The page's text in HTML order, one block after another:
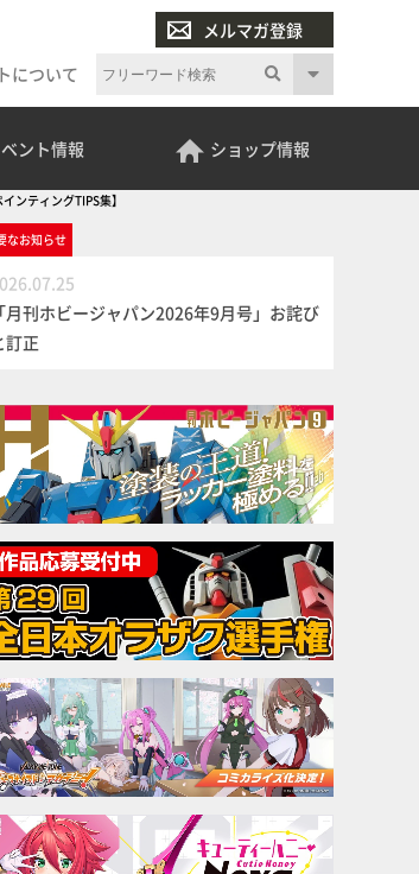
メルマガ登録
について
ント情報 ショップ情報
ンティングTIPS集】
なお知らせ
「月刊ホビージャパン2026年9月号」お詫び
訂正